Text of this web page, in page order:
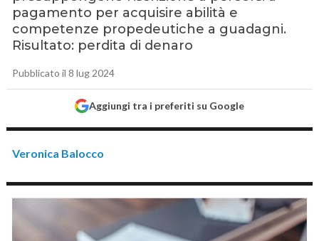
pagamento per acquisire abilità e
competenze propedeutiche a guadagni.
Risultato: perdita di denaro
Pubblicato il 8 lug 2024
Aggiungi tra i preferiti su Google
Veronica Balocco